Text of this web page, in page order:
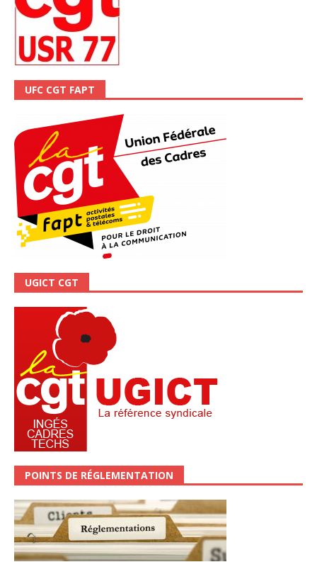
UFC CGT FAPT
UGICT CGT
POINTS DE RÉGLEMENTATION